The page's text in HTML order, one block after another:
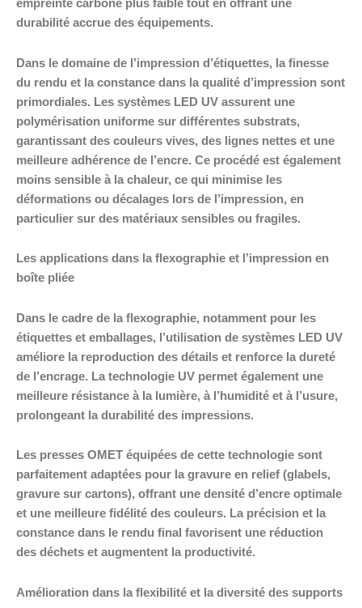
empreinte carbone plus faible tout en offrant une
durabilité accrue des équipements.
Dans le domaine de l’impression d’étiquettes, la finesse
du rendu et la constance dans la qualité d’impression sont
primordiales. Les systèmes LED UV assurent une
polymérisation uniforme sur différentes substrats,
garantissant des couleurs vives, des lignes nettes et une
meilleure adhérence de l’encre. Ce procédé est également
moins sensible à la chaleur, ce qui minimise les
déformations ou décalages lors de l’impression, en
particulier sur des matériaux sensibles ou fragiles.
Les applications dans la flexographie et l’impression en
boîte pliée
Dans le cadre de la flexographie, notamment pour les
étiquettes et emballages, l’utilisation de systèmes LED UV
améliore la reproduction des détails et renforce la dureté
de l’encrage. La technologie UV permet également une
meilleure résistance à la lumière, à l’humidité et à l’usure,
prolongeant la durabilité des impressions.
Les presses OMET équipées de cette technologie sont
parfaitement adaptées pour la gravure en relief (glabels,
gravure sur cartons), offrant une densité d’encre optimale
et une meilleure fidélité des couleurs. La précision et la
constance dans le rendu final favorisent une réduction
des déchets et augmentent la productivité.
Amélioration dans la flexibilité et la diversité des supports